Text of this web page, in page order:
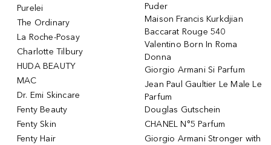
Purelei
The Ordinary
La Roche-Posay
Charlotte Tilbury
HUDA BEAUTY
MAC
Dr. Emi Skincare
Fenty Beauty
Fenty Skin
Fenty Hair
Puder
Maison Francis Kurkdjian
Baccarat Rouge 540
Valentino Born In Roma
Donna
Giorgio Armani Si Parfum
Jean Paul Gaultier Le Male Le
Parfum
Douglas Gutschein
CHANEL N°5 Parfum
Giorgio Armani Stronger with